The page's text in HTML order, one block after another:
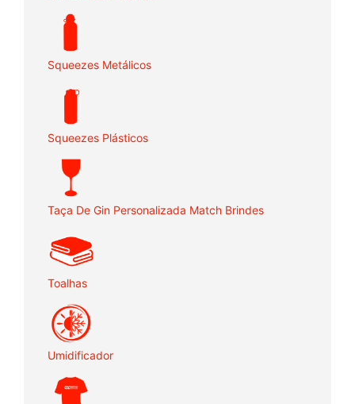
Squeezes Metálicos
Squeezes Plásticos
Taça De Gin Personalizada Match Brindes
Toalhas
Umidificador